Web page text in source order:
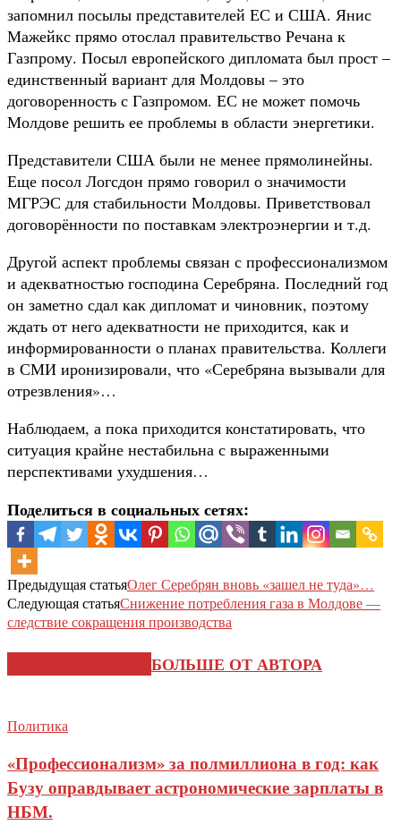
запомнил посылы представителей ЕС и США. Янис
Мажейкс прямо отослал правительство Речана к
Газпрому. Посыл европейского дипломата был прост –
единственный вариант для Молдовы – это
договоренность с Газпромом. ЕС не может помочь
Молдове решить ее проблемы в области энергетики.
Представители США были не менее прямолинейны.
Еще посол Логсдон прямо говорил о значимости
МГРЭС для стабильности Молдовы. Приветствовал
договорённости по поставкам электроэнергии и т.д.
Другой аспект проблемы связан с профессионализмом
и адекватностью господина Серебряна. Последний год
он заметно сдал как дипломат и чиновник, поэтому
ждать от него адекватности не приходится, как и
информированности о планах правительства. Коллеги
в СМИ иронизировали, что «Серебряна вызывали для
отрезвления»…
Наблюдаем, а пока приходится констатировать, что
ситуация крайне нестабильна с выраженными
перспективами ухудшения…
Поделиться в социальных сетях:
Предыдущая статьяОлег Серебрян вновь «зашел не туда»…
Следующая статьяСнижение потребления газа в Молдове —
следствие сокращения производства
БОЛЬШЕ ОТ АВТОРА
Политика
«Профессионализм» за полмиллиона в год: как
Бузу оправдывает астрономические зарплаты в
НБМ.